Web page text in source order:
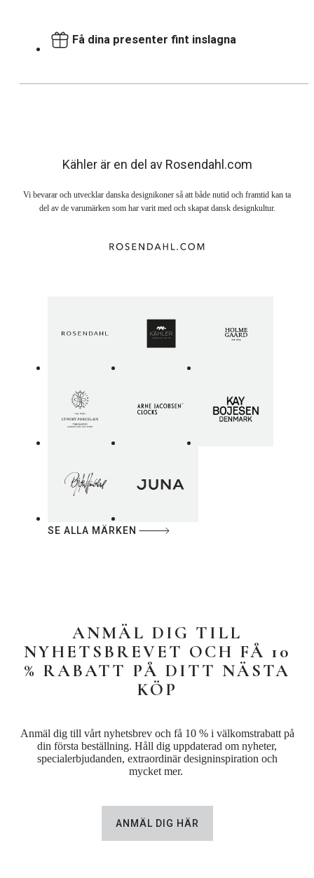
Få dina presenter fint inslagna
Kähler är en del av Rosendahl.com
Vi bevarar och utvecklar danska designikoner så att både nutid och framtid kan ta
del av de varumärken som har varit med och skapat dansk designkultur.
SE ALLA MÄRKEN
ANMÄL DIG TILL
NYHETSBREVET OCH FÅ 10
% RABATT PÅ DITT NÄSTA
KÖP
Anmäl dig till vårt nyhetsbrev och få 10 % i välkomstrabatt på
din första beställning. Håll dig uppdaterad om nyheter,
specialerbjudanden, extraordinär designinspiration och
mycket mer.
ANMÄL DIG HÄR